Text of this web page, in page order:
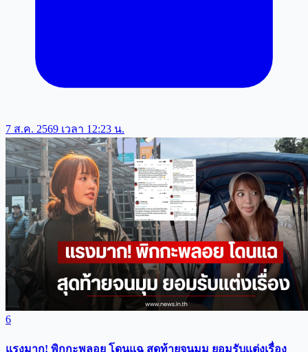
7 ส.ค. 2569 เวลา 12:23 น.
6
แรงมาก! พิกกะพลอย โดนแฉ สุดท้ายจนมุม ยอมรับเเต่งเรื่อง